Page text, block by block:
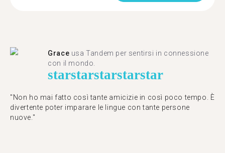
Grace usa Tandem per sentirsi in connessione
con il mondo.
starstarstarstarstar
"Non ho mai fatto così tante amicizie in così poco tempo. È
divertente poter imparare le lingue con tante persone
nuove."